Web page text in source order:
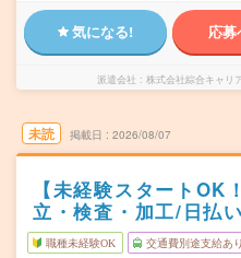
気になる! 応
派遣会社 株式会社綜合キャリ
未読 掲載日 2026/08/07
【未経験スタートOK
立・検査・加工/日払
職種未経験OK 交通費別途支給あり